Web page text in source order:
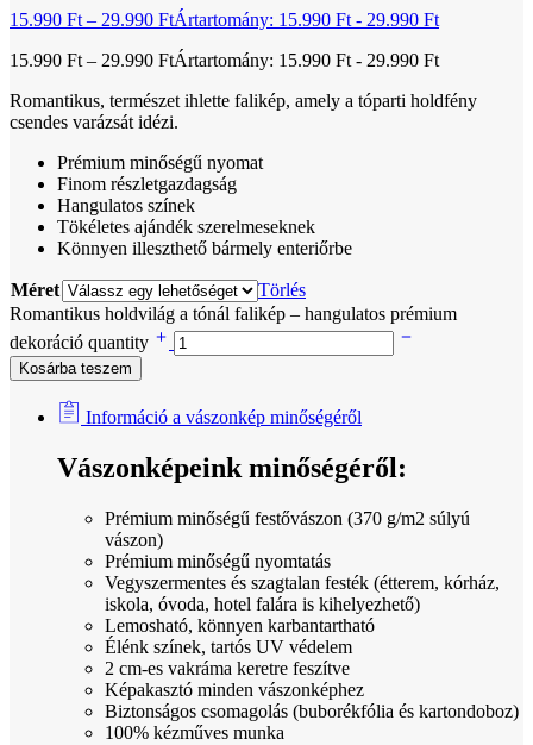
15.990 Ft – 29.990 FtÁrtartomány: 15.990 Ft - 29.990 Ft
15.990 Ft – 29.990 FtÁrtartomány: 15.990 Ft - 29.990 Ft
Romantikus, természet ihlette falikép, amely a tóparti holdfény
csendes varázsát idézi.
Prémium minőségű nyomat
Finom részletgazdagság
Hangulatos színek
Tökéletes ajándék szerelmeseknek
Könnyen illeszthető bármely enteriőrbe
Méret
Törlés
Romantikus holdvilág a tónál falikép – hangulatos prémium
dekoráció quantity
Kosárba teszem
Információ a vászonkép minőségéről
Vászonképeink minőségéről:
Prémium minőségű festővászon (370 g/m2 súlyú
vászon)
Prémium minőségű nyomtatás
Vegyszermentes és szagtalan festék (étterem, kórház,
iskola, óvoda, hotel falára is kihelyezhető)
Lemosható, könnyen karbantartható
Élénk színek, tartós UV védelem
2 cm-es vakráma keretre feszítve
Képakasztó minden vászonképhez
Biztonságos csomagolás (buborékfólia és kartondoboz)
100% kézműves munka